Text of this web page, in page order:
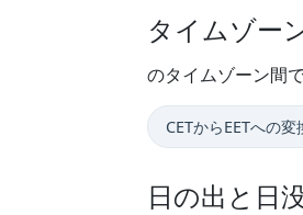
タイムゾー
のタイムゾーン間
CETからEETへの
日の出と日